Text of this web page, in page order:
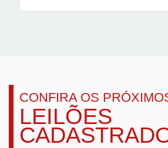
CONFIRA OS
LEILÕES